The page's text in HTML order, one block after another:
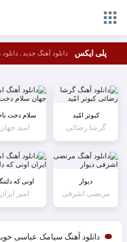
پلی ایکس دانلود آهنگ جدید ,
کبوتر امّید
گرشا رضائی
سلام دخت
امید جهان
دیوار
مرتضی اشرفی
اونی که
امیر ایران
دانلود آهنگ سیامک عباسی